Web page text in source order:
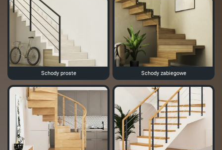
Schody proste Schody zabiegowe